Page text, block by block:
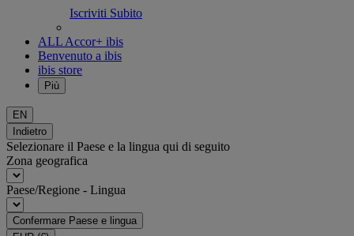
Iscriviti Subito
ALL Accor+ ibis
Benvenuto a ibis
ibis store
Più
EN
Indietro
Selezionare il Paese e la lingua qui di seguito
Zona geografica
Paese/Regione - Lingua
Confermare Paese e lingua